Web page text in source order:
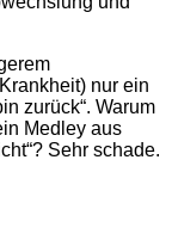
nur ein
zurück“. Warum
Medley aus
Sehr schade.